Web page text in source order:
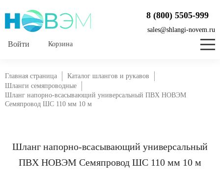
8 (800) 5505-999
sales@shlangi-novem.ru
Корзина
Главная страница
Каталог шлангов и рукавов
Шланги семяпроводные
Шланг напорно-всасывающий универсальный ПВХ НОВЭМ
Семяпровод ШС 110 мм 10 м
Шланг напорно-всасывающий универсальный
ПВХ НОВЭМ Семяпровод ШС 110 мм 10 м